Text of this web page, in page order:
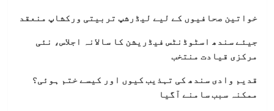
خواتین صحافیوں کے لیے لیڈرشپ تربیتی ورکشاپ منعقد
جیئے سندھ اسٹوڈنٹس فیڈریشن کا سالانہ اجلاس، نئی
مرکزی قیادت منتخب
قدیم وادی سندھ کی تہذیب کیوں اور کیسے ختم ہوئی؟
ممکنہ سبب سامنے آگیا